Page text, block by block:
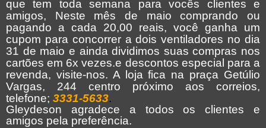
que tem toda semana para vocês clientes e
amigos, Neste mês de maio comprando ou
pagando a cada 20,00 reais, você ganha um
cupom para concorrer a dois ventiladores no dia
31 de maio e ainda dividimos suas compras nos
cartões em 6x vezes.e descontos especial para a
revenda, visite-nos. A loja fica na praça Getúlio
Vargas, 244 centro próximo aos correios,
telefone; 3331-5633.
Gleydeson agradece a todos os clientes e
amigos pela preferência.